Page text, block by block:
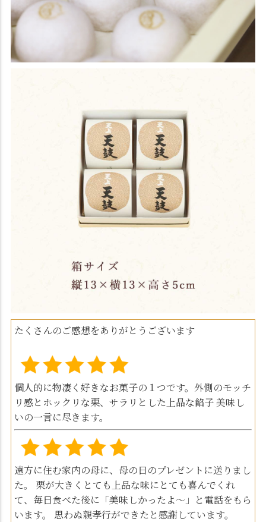
たくさんのご感想をありがとうございます
個人的に物凄く好きなお菓子の１つです。外側のモッチ
リ感とホックリな栗、サラリとした上品な餡子 美味し
いの一言に尽きます。
遠方に住む家内の母に、母の日のプレゼントに送りまし
た。 栗が大きくとても上品な味にとても喜んでくれ
て、毎日食べた後に「美味しかったよ～」と電話をもら
います。 思わぬ親孝行ができたと感謝しています。